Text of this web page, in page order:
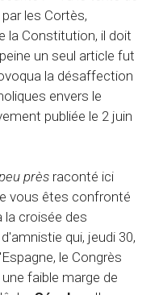
les Cortès,
la Constitution, il doit
un seul article fut
la désaffection
envers le
publiée le 2 juin
près raconté ici
vous êtes confronté
la croisée des
qui, jeudi 30,
le Congrès
faible marge de